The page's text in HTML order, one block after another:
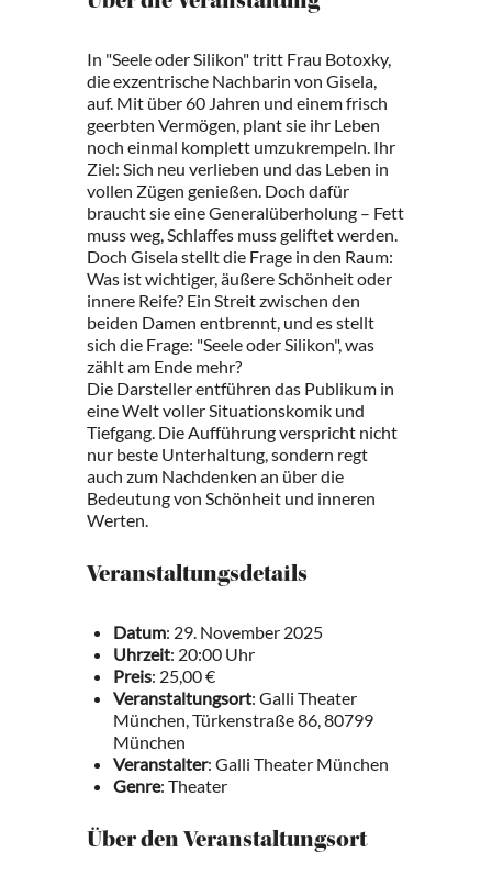
In "Seele oder Silikon" tritt Frau Botoxky,
die exzentrische Nachbarin von Gisela,
auf. Mit über 60 Jahren und einem frisch
geerbten Vermögen, plant sie ihr Leben
noch einmal komplett umzukrempeln. Ihr
Ziel: Sich neu verlieben und das Leben in
vollen Zügen genießen. Doch dafür
braucht sie eine Generalüberholung – Fett
muss weg, Schlaffes muss geliftet werden.
Doch Gisela stellt die Frage in den Raum:
Was ist wichtiger, äußere Schönheit oder
innere Reife? Ein Streit zwischen den
beiden Damen entbrennt, und es stellt
sich die Frage: "Seele oder Silikon", was
zählt am Ende mehr?
Die Darsteller entführen das Publikum in
eine Welt voller Situationskomik und
Tiefgang. Die Aufführung verspricht nicht
nur beste Unterhaltung, sondern regt
auch zum Nachdenken an über die
Bedeutung von Schönheit und inneren
Werten.
Veranstaltungsdetails
Datum: 29. November 2025
Uhrzeit: 20:00 Uhr
Preis: 25,00 €
Veranstaltungsort: Galli Theater
München, Türkenstraße 86, 80799
München
Veranstalter: Galli Theater München
Genre: Theater
Über den Veranstaltungsort